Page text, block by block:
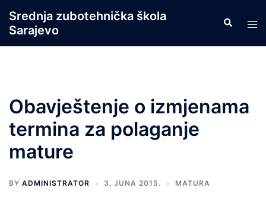
content
Srednja zubotehnička škola
Sarajevo
Search
Obavještenje o izmjenama
termina za polaganje
mature
BY ADMINISTRATOR 3. JUNA 2015. MATURA